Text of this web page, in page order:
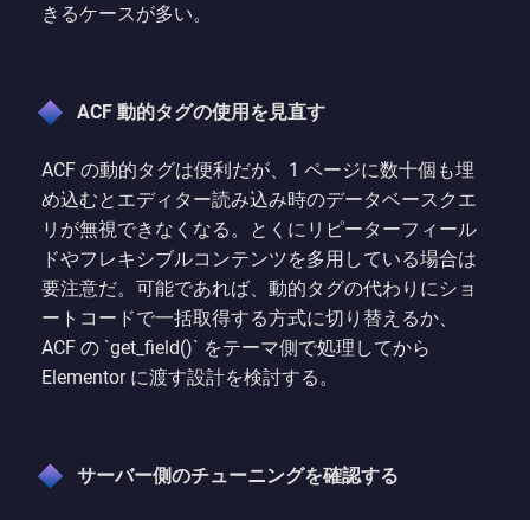
きるケースが多い。
ACF 動的タグの使用を見直す
ACF の動的タグは便利だが、1 ページに数十個も埋
め込むとエディター読み込み時のデータベースクエ
リが無視できなくなる。とくにリピーターフィール
ドやフレキシブルコンテンツを多用している場合は
要注意だ。可能であれば、動的タグの代わりにショ
ートコードで一括取得する方式に切り替えるか、
ACF の `get_field()` をテーマ側で処理してから
Elementor に渡す設計を検討する。
サーバー側のチューニングを確認する